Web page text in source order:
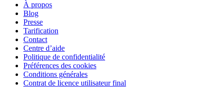
À propos
Blog
Presse
Tarification
Contact
Centre d’aide
Politique de confidentialité
Préférences des cookies
Conditions générales
Contrat de licence utilisateur final